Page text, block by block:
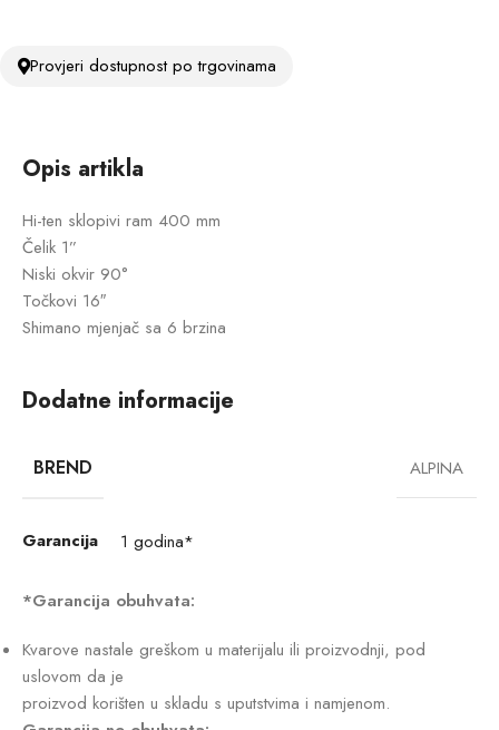
Provjeri dostupnost po trgovinama
Opis artikla
Hi-ten sklopivi ram 400 mm
Čelik 1”
Niski okvir 90°
Točkovi 16″
Shimano mjenjač sa 6 brzina
Dodatne informacije
BREND ALPINA
Garancija 1 godina*
*Garancija obuhvata:
Kvarove nastale greškom u materijalu ili proizvodnji, pod
uslovom da je
proizvod korišten u skladu s uputstvima i namjenom.